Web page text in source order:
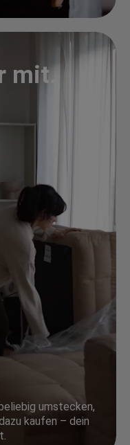
mit.
umstecken,
kaufen – dein